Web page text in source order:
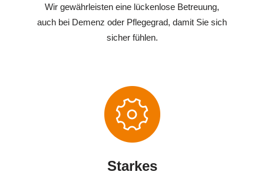
Wir gewährleisten eine lückenlose Betreuung,
auch bei Demenz oder Pflegegrad, damit Sie sich
sicher fühlen.
Starkes